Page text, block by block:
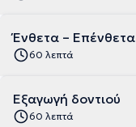
Ένθετα – Επένθετα
60 λεπτά
Εξαγωγή δοντιού
60 λεπτά